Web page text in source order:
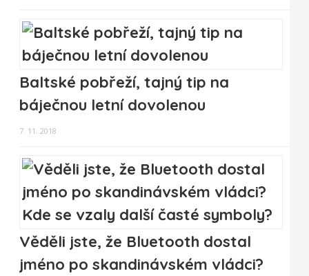
Baltské pobřeží, tajný tip na
báječnou letní dovolenou
7. 11. 2018
Věděli jste, že Bluetooth dostal
jméno po skandinávském vládci?